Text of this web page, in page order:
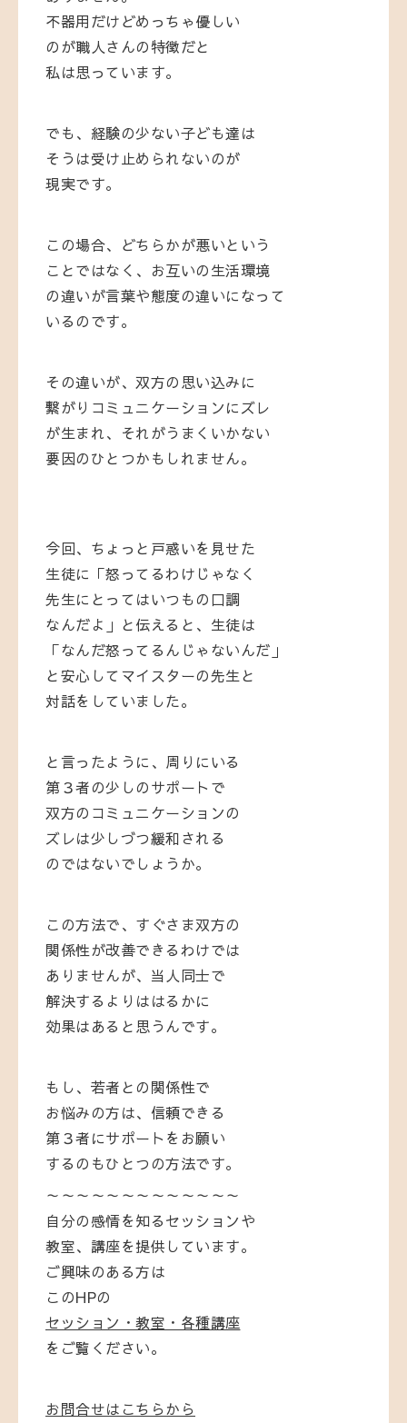
不器用だけどめっちゃ優しい
のが職人さんの特徴だと
私は思っています。
でも、経験の少ない子ども達は
そうは受け止められないのが
現実です。
この場合、どちらかが悪いという
ことではなく、お互いの生活環境
の違いが言葉や態度の違いになって
いるのです。
その違いが、双方の思い込みに
繋がりコミュニケーションにズレ
が生まれ、それがうまくいかない
要因のひとつかもしれません。
今回、ちょっと戸惑いを見せた
生徒に「怒ってるわけじゃなく
先生にとってはいつもの口調
なんだよ」と伝えると、生徒は
「なんだ怒ってるんじゃないんだ」
と安心してマイスターの先生と
対話をしていました。
と言ったように、周りにいる
第３者の少しのサポートで
双方のコミュニケーションの
ズレは少しづつ緩和される
のではないでしょうか。
この方法で、すぐさま双方の
関係性が改善できるわけでは
ありませんが、当人同士で
解決するよりははるかに
効果はあると思うんです。
もし、若者との関係性で
お悩みの方は、信頼できる
第３者にサポートをお願い
するのもひとつの方法です。
～～～～～～～～～～～～～
自分の感情を知るセッションや
教室、講座を提供しています。
ご興味のある方は
このHPの
セッション・教室・各種講座
をご覧ください。
お問合せはこちらから